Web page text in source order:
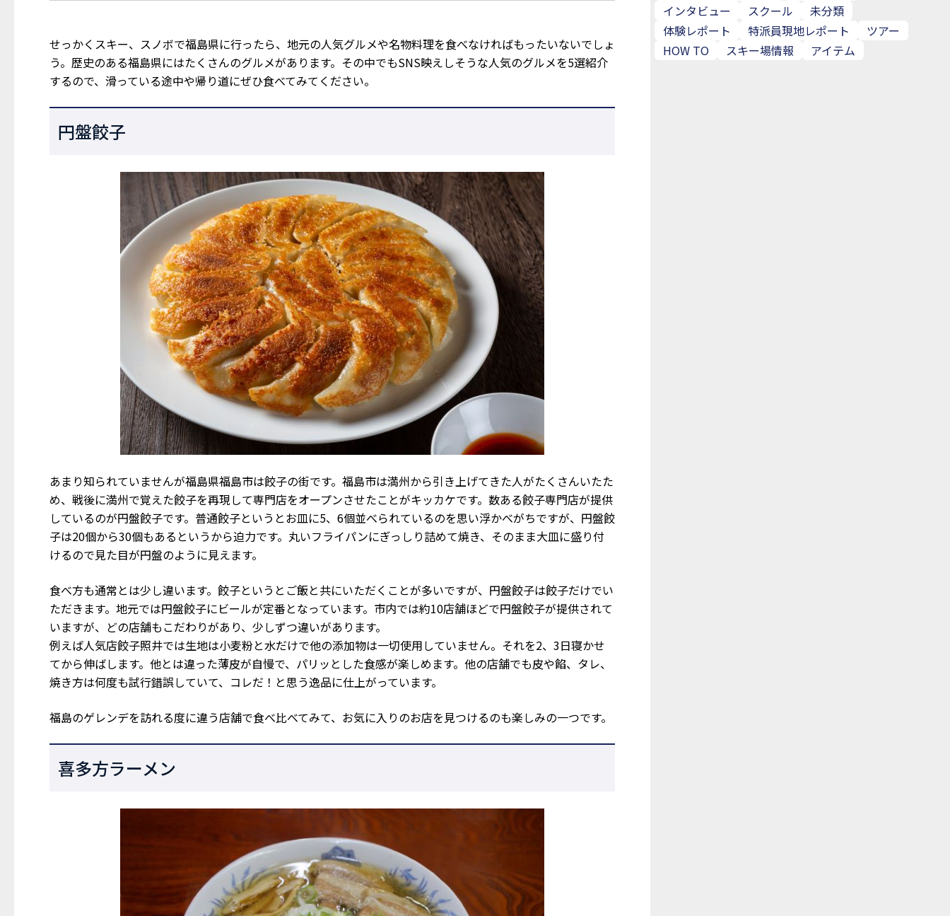
せっかくスキー、スノボで福島県に行ったら、地元の人気グルメや名物料理を食べなければもったいないでしょ
う。歴史のある福島県にはたくさんのグルメがあります。その中でもSNS映えしそうな人気のグルメを5選紹介
するので、滑っている途中や帰り道にぜひ食べてみてください。
円盤餃子
あまり知られていませんが福島県福島市は餃子の街です。福島市は満州から引き上げてきた人がたくさんいたた
め、戦後に満州で覚えた餃子を再現して専門店をオープンさせたことがキッカケです。数ある餃子専門店が提供
しているのが円盤餃子です。普通餃子というとお皿に5、6個並べられているのを思い浮かべがちですが、円盤餃
子は20個から30個もあるというから迫力です。丸いフライパンにぎっしり詰めて焼き、そのまま大皿に盛り付
けるので見た目が円盤のように見えます。
食べ方も通常とは少し違います。餃子というとご飯と共にいただくことが多いですが、円盤餃子は餃子だけでい
ただきます。地元では円盤餃子にビールが定番となっています。市内では約10店舗ほどで円盤餃子が提供されて
いますが、どの店舗もこだわりがあり、少しずつ違いがあります。
例えば人気店餃子照井では生地は小麦粉と水だけで他の添加物は一切使用していません。それを2、3日寝かせ
てから伸ばします。他とは違った薄皮が自慢で、パリッとした食感が楽しめます。他の店舗でも皮や餡、タレ、
焼き方は何度も試行錯誤していて、コレだ！と思う逸品に仕上がっています。
福島のゲレンデを訪れる度に違う店舗で食べ比べてみて、お気に入りのお店を見つけるのも楽しみの一つです。
喜多方ラーメン
インタビュー
スクール
未分類
体験レポート
特派員現地レポート
ツアー
HOW TO
スキー場情報 アイテム